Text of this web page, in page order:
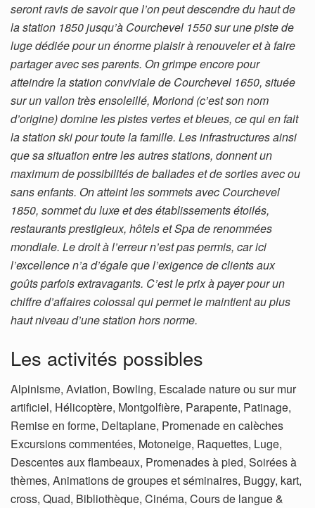
seront ravis de savoir que l’on peut descendre du haut de
la station 1850 jusqu’à Courchevel 1550 sur une piste de
luge dédiée pour un énorme plaisir à renouveler et à faire
partager avec ses parents. On grimpe encore pour
atteindre la station conviviale de Courchevel 1650, située
sur un vallon très ensoleillé, Moriond (c’est son nom
d’origine) domine les pistes vertes et bleues, ce qui en fait
la station ski pour toute la famille. Les infrastructures ainsi
que sa situation entre les autres stations, donnent un
maximum de possibilités de ballades et de sorties avec ou
sans enfants. On atteint les sommets avec Courchevel
1850, sommet du luxe et des établissements étoilés,
restaurants prestigieux, hôtels et Spa de renommées
mondiale. Le droit à l’erreur n’est pas permis, car ici
l’excellence n’a d’égale que l’exigence de clients aux
goûts parfois extravagants. C’est le prix à payer pour un
chiffre d’affaires colossal qui permet le maintient au plus
haut niveau d’une station hors norme.
Les activités possibles
Alpinisme, Aviation, Bowling, Escalade nature ou sur mur
artificiel, Hélicoptère, Montgolfière, Parapente, Patinage,
Remise en forme, Deltaplane, Promenade en calèches
Excursions commentées, Motoneige, Raquettes, Luge,
Descentes aux flambeaux, Promenades à pied, Soirées à
thèmes, Animations de groupes et séminaires, Buggy, kart,
cross, Quad, Bibliothèque, Cinéma, Cours de langue &